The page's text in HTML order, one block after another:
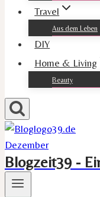
Travel
Aus dem Leben
DIY
Home & Living
Beauty
Blogzeit39 -